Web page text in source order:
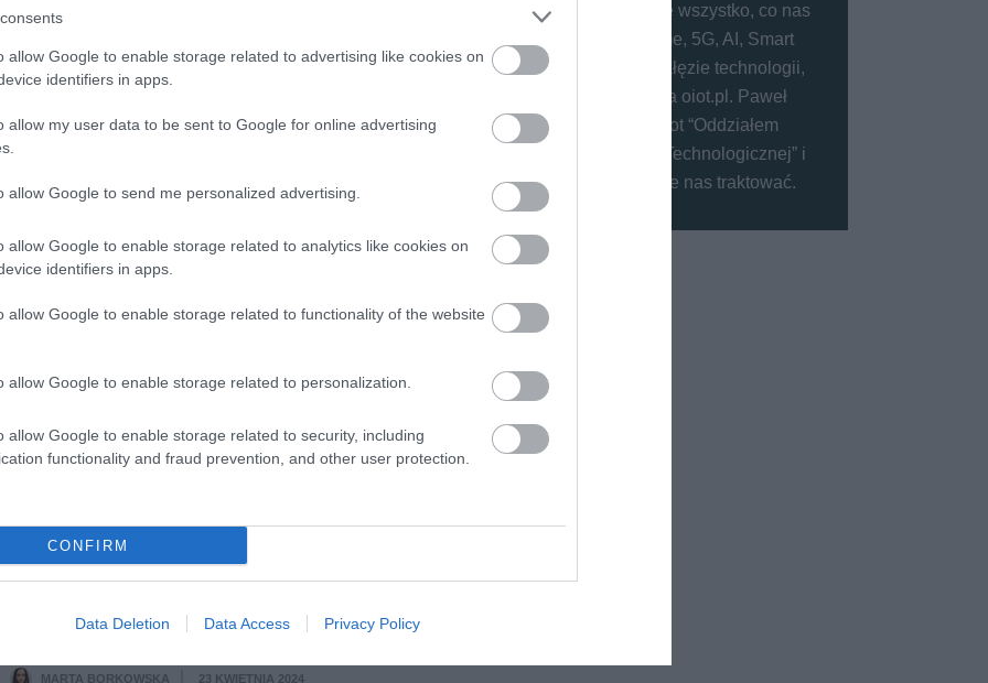
allow Google to enable storage related to advertising like cookies on
identifiers in apps.
allow my user data to be sent to Google for online advertising
allow Google to send me personalized advertising.
allow Google to enable storage related to analytics like cookies on
identifiers in apps.
allow Google to enable storage related to functionality of the website
allow Google to enable storage related to personalization.
allow Google to enable storage related to security, including
functionality and fraud prevention, and other user protection.
CONFIRM
Data Deletion Data Access Privacy Policy
Polscy naukowcy opracowali
narzędzie do identyfikowania
lasów, które najbardziej
potrzebują ochrony
MARTA BORKOWSKA · 24 KWIETNIA 2024
META
systemem VR z konkurencją.
Quest
NATALIA KANIA-KUC · 24 KWIETNIA 2024
Apka, która pomaga
przeciwdziałać uzależnieniu od
głównym inwestorem
MARTA BORKOWSKA 23 KWIETNIA 2024
Rzeczy) to dosłownie wszystko, co nas
otacza. Smart Home, 5G, AI, Smart
Cities - to główne gałęzie technologii,
które opisujemy na oiot.pl. Paweł
nazwał kiedyś oiot “Oddziałem
Intensywnej Opieki Technologicznej” i
właśnie tak możecie nas traktować.